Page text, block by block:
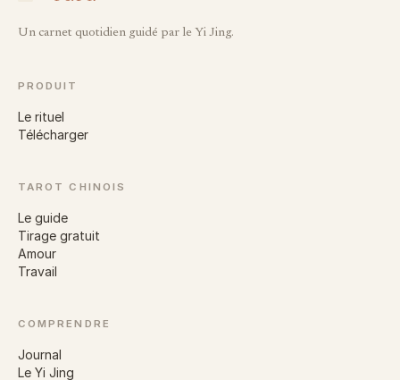
Un carnet quotidien guidé par le Yi Jing.
PRODUIT
Le rituel
Télécharger
TAROT CHINOIS
Le guide
Tirage gratuit
Amour
Travail
COMPRENDRE
Journal
Le Yi Jing